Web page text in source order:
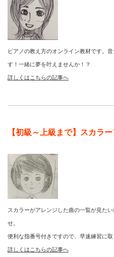
ピアノの教え方のオンライン教材です。
す！一緒に夢を叶えませんか！？
詳しくはこちらの記事へ
【初級～上級まで】スカラ
スカラーがアレンジした曲の一覧が見た
せ。
便利な指番号付きですので、早速練習に取
詳しくはこちらの記事へ